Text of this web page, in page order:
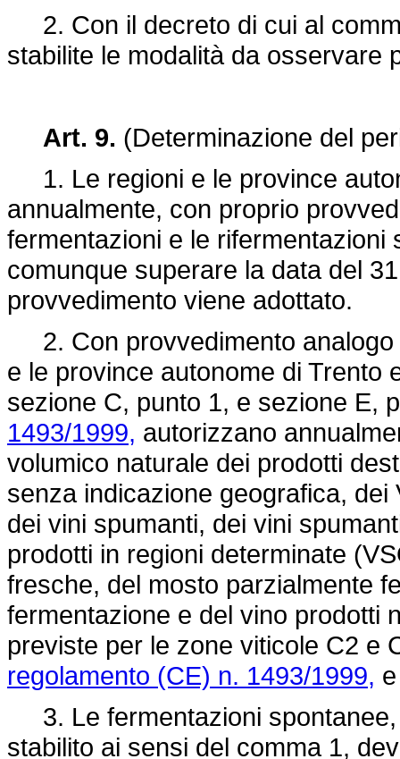
2. Con il decreto di cui al
stabilite le modalità da osservare
Art. 9. (Determinazione del
1. Le regioni e le province
annualmente, con proprio
fermentazioni e le rifermentazioni
comunque superare la data del
provvedimento viene adottato.
2. Con provvedimento analogo
e le province autonome di Trento
sezione C, punto 1, e sezione E,
1493/1999, autorizzano
volumico naturale dei prodotti
senza indicazione geografica,
dei vini spumanti, dei vini
prodotti in regioni determinate
fresche, del mosto parzialmente
fermentazione e del vino prodotti
previste per le zone viticole C2 e
regolamento (CE) n. 1493/1999,
3. Le fermentazioni spontanee,
stabilito ai sensi del comma 1,